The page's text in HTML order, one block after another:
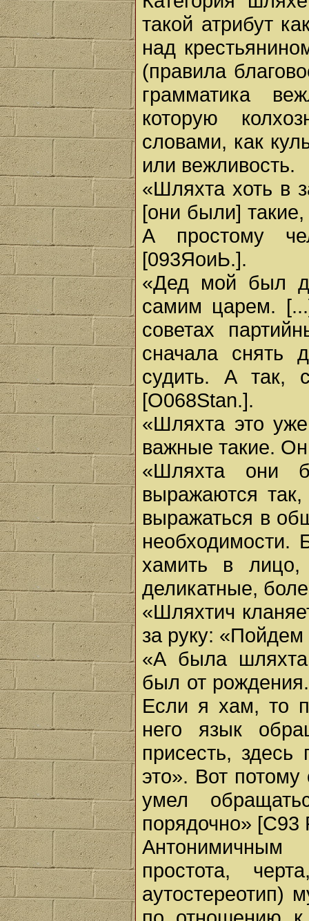
такой атрибут
над
(правила
грамматика
которую
словами, как
или вежливость.
«Шляхта хоть в
[они были]
А простому
[093ЯоиЬ.].
«Дед мой был
самим царем.
советах
сначала снять
судить. А так,
[О068Stan.].
«Шляхта это
важные такие.
«Шляхта они
выражаются
выражаться в
необходимости.
хамить в лицо,
деликатные,
«Шляхтич
за руку:
«А была
был от
Если я хам, то
него язык
присесть,
это». Вот
умел
порядочно» [С93
Антонимичным
простота,
аутостереотип)